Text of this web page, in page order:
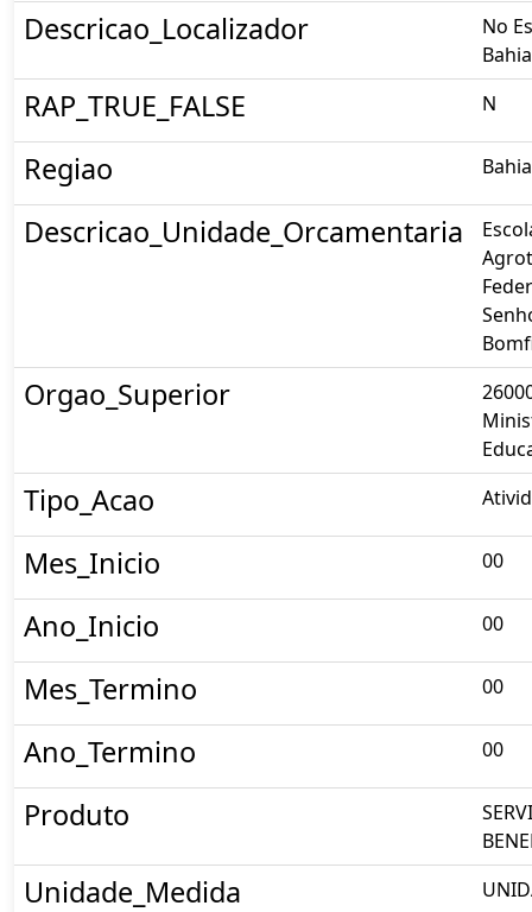
Descricao_Localizador
No
RAP_TRUE_FALSE N
Regiao Bahia
Descricao_Unidade_Orcamentaria
Orgao_Superior
Tipo_Acao
Mes_Inicio 00
Ano_Inicio 00
Mes_Termino 00
Ano_Termino 00
Produto
Unidade_Medida